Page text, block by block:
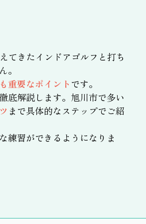
てきたインドアゴルフと打ち
。
重要なポイント です。
底解説します。旭川市で多い
まで具体的なステップでご紹
練習ができるようになりま